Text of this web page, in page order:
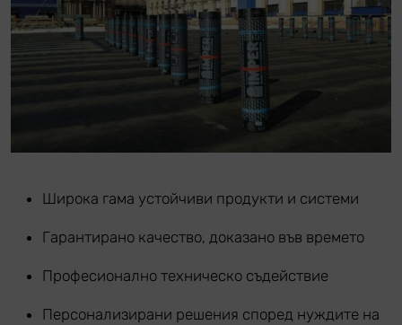
Широка гама устойчиви продукти и системи
Гарантирано качество, доказано във времето
Професионално техническо съдействие
Персонализирани решения според нуждите на